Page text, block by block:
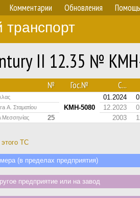
Комментарии Обновления Помощь
транспорт
II 12.35 №
№ Гос.№ С...
KMH-5080
01.2024
Α. Σταματίου 12.2023
Μεσσηνίας 25 2003
ТС
(в пределах предприятия)
предприятие или на завод